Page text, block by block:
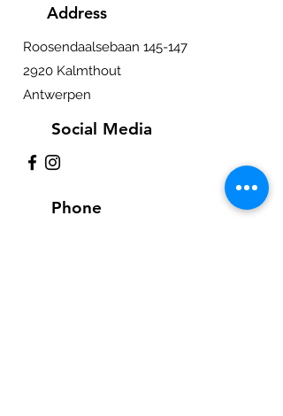
Address
Roosendaalsebaan 145-147
2920 Kalmthout
Antwerpen
Social Media
Phone